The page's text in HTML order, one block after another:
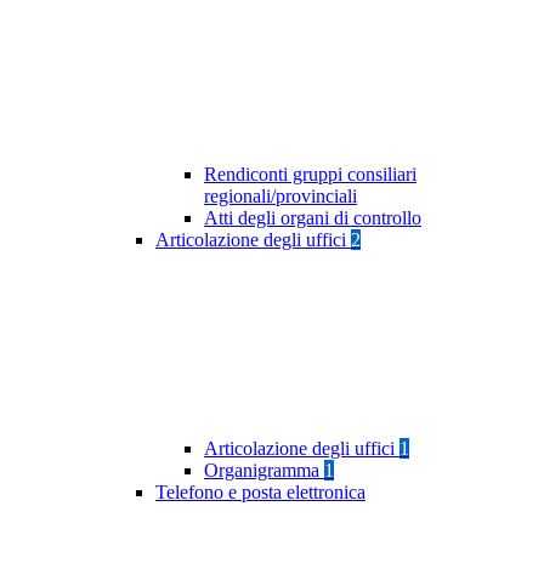
Rendiconti gruppi consiliari
regionali/provinciali
Atti degli organi di controllo
Articolazione degli uffici 2
Articolazione degli uffici 1
Organigramma 1
Telefono e posta elettronica